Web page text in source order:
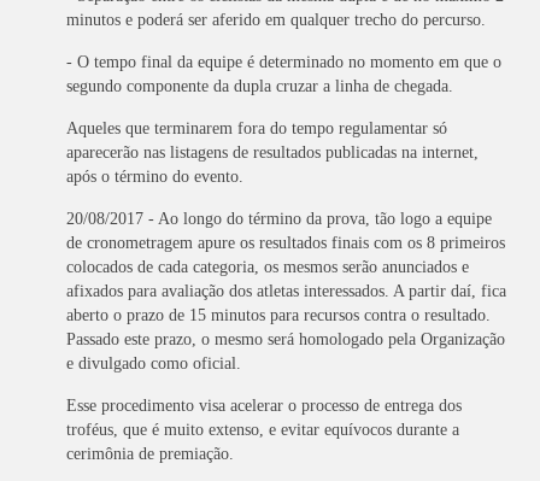
minutos e poderá ser aferido em qualquer trecho do percurso.
- O tempo final da equipe é determinado no momento em que o
segundo componente da dupla cruzar a linha de chegada.
Aqueles que terminarem fora do tempo regulamentar só
aparecerão nas listagens de resultados publicadas na internet,
após o término do evento.
20/08/2017 - Ao longo do término da prova, tão logo a equipe
de cronometragem apure os resultados finais com os 8 primeiros
colocados de cada categoria, os mesmos serão anunciados e
afixados para avaliação dos atletas interessados. A partir daí, fica
aberto o prazo de 15 minutos para recursos contra o resultado.
Passado este prazo, o mesmo será homologado pela Organização
e divulgado como oficial.
Esse procedimento visa acelerar o processo de entrega dos
troféus, que é muito extenso, e evitar equívocos durante a
cerimônia de premiação.